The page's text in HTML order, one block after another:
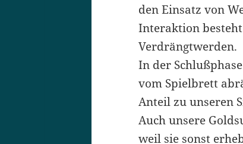
den Einsatz von
Interaktion
Verdrängtwerden.
In der
vom Spielbrett
Anteil zu unseren
Auch unsere
weil sie sonst